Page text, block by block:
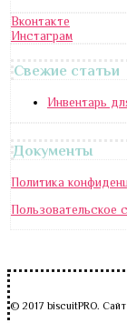
Вконтакте
Инстаграм
Свежие статьи
Инвентарь
Документы
Политика
Пользовательское
© 2017 biscuitPRO.